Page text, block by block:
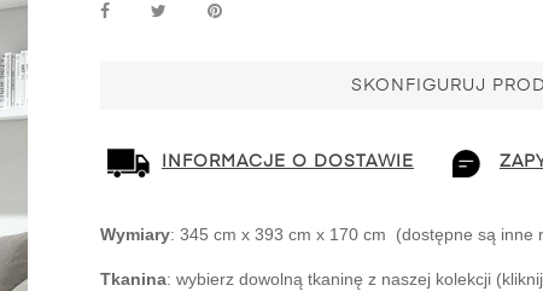
SKONFIGURUJ
INFORMACJE O DOSTAWIE
Wymiary: 345 cm x 393 cm x 170 cm  (dostępne są inne
Tkanina: wybierz dowolną tkaninę z naszej kolekcji